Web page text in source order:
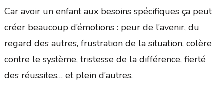
Car avoir un enfant aux besoins spécifiques ça peut
créer beaucoup d’émotions : peur de l’avenir, du
regard des autres, frustration de la situation, colère
contre le système, tristesse de la différence, fierté
des réussites… et plein d’autres.